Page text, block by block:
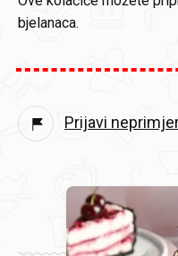
bjelanaca.
Prijavi